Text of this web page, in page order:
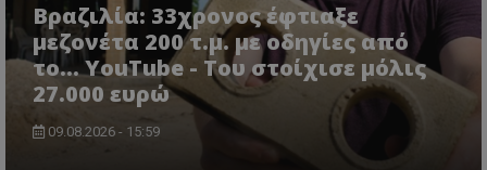
Βραζιλία: 33χρονος έφτιαξε
μεζονέτα 200 τ.μ. με οδηγίες από
το... YouTube - Του στοίχισε μόλις
27.000 ευρώ
09.08.2026 - 15:59